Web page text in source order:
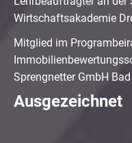
Wirtschaftsakademie
Mitglied im
Sprengnetter GmbH
Ausgezeichnet